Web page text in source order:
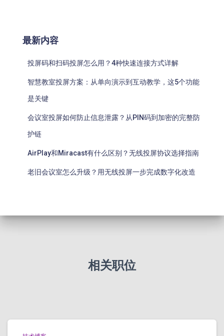
最新内容
投屏码和扫码投屏怎么用？4种快速连接方式详解
智慧教室投屏方案：从单向演示到互动教学，这5个功能
是关键
会议室投屏如何防止信息泄露？从PIN码到加密的完整防
护链
AirPlay和Miracast有什么区别？无线投屏协议选择指南
老旧会议室怎么升级？用无线投屏一步完成数字化改造
相关职位